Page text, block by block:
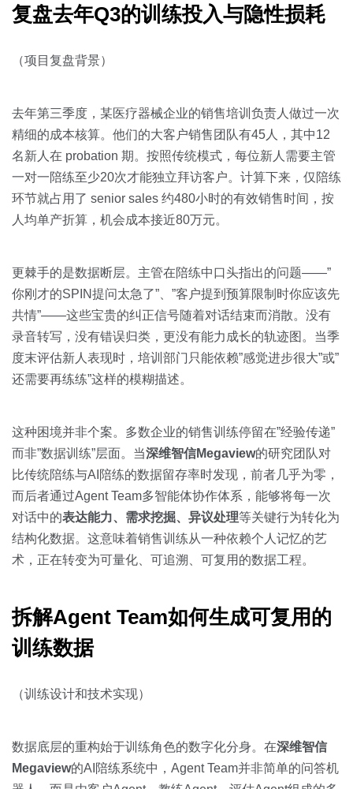
按业务场景
复盘去年Q3的训练投入与隐性损耗
（项目复盘背景）
去年第三季度，某医疗器械企业的销售培训负责人做过一次
精细的成本核算。他们的大客户销售团队有45人，其中12
名新人在 probation 期。按照传统模式，每位新人需要主管
一对一陪练至少20次才能独立拜访客户。计算下来，仅陪练
环节就占用了 senior sales 约480小时的有效销售时间，按
人均单产折算，机会成本接近80万元。
更棘手的是数据断层。主管在陪练中口头指出的问题——”
你刚才的SPIN提问太急了”、”客户提到预算限制时你应该先
共情”——这些宝贵的纠正信号随着对话结束而消散。没有
录音转写，没有错误归类，更没有能力成长的轨迹图。当季
度末评估新人表现时，培训部门只能依赖”感觉进步很大”或”
还需要再练练”这样的模糊描述。
这种困境并非个案。多数企业的销售训练停留在”经验传递”
而非”数据训练”层面。当深维智信Megaview的研究团队对
比传统陪练与AI陪练的数据留存率时发现，前者几乎为零，
而后者通过Agent Team多智能体协作体系，能够将每一次
对话中的表达能力、需求挖掘、异议处理等关键行为转化为
结构化数据。这意味着销售训练从一种依赖个人记忆的艺
术，正在转变为可量化、可追溯、可复用的数据工程。
拆解Agent Team如何生成可复用的
训练数据
（训练设计和技术实现）
数据底层的重构始于训练角色的数字化分身。在深维智信
Megaview的AI陪练系统中，Agent Team并非简单的问答机